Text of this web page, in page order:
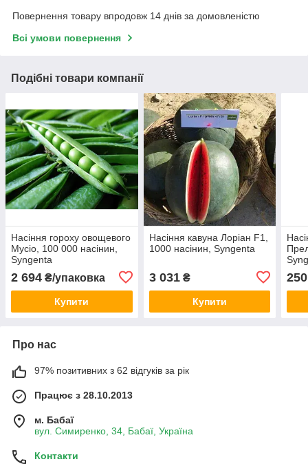
Повернення товару впродовж 14 днів за домовленістю
Всі умови повернення
Подібні товари компанії
Насіння гороху овощевого
Мусіо, 100 000 насінин,
Syngenta
2 694 ₴/упаковка
Купити
Насіння кавуна Лоріан F1,
1000 насінин, Syngenta
3 031₴
Купити
250
Про нас
97% позитивних з 62 відгуків за рік
Працює з 28.10.2013
м. Бабаї
вул. Симиренко, 34, Бабаї, Україна
Контакти